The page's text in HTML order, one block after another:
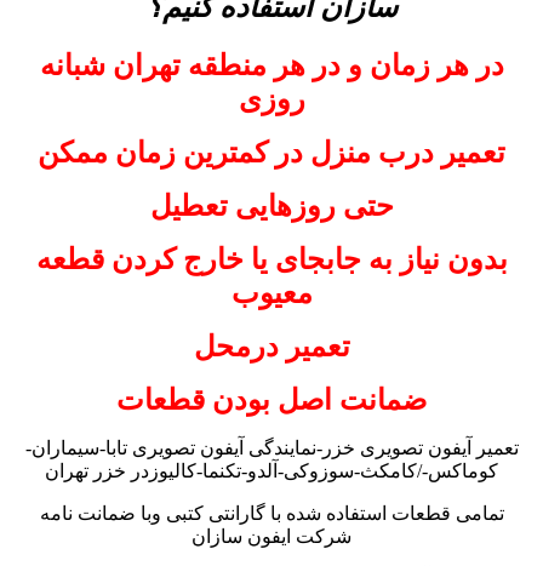
سازان استفاده کنیم؟
در هر زمان و در هر منطقه تهران شبانه
روزی
تعمیر درب منزل در کمترین زمان ممکن
حتی روزهایی تعطیل
بدون نیاز به جابجای یا خارج کردن قطعه
معیوب
تعمیر درمحل
ضمانت اصل بودن قطعات
تعمیر آیفون تصویری خزر-نمایندگی آیفون تصویری تابا-سیماران-
کوماکس-/کامکث-سوزوکی-آلدو-تکنما-کالیوزدر خزر تهران
تمامی قطعات استفاده شده با گارانتی کتبی وبا ضمانت نامه
شرکت ایفون سازان